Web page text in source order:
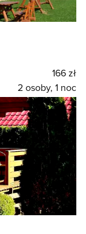
166 zł
2 osoby, 1 noc